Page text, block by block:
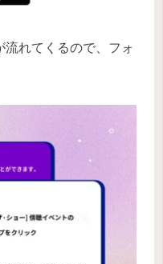
流れてくるので、フォ